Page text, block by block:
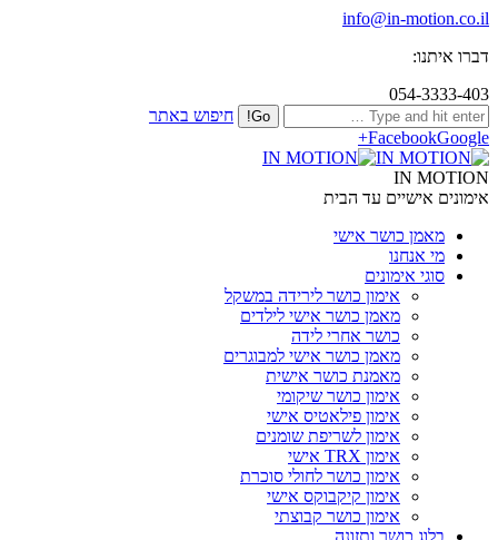
info@in-motion.co.il
דברו איתנו:
054-3333-403
חיפוש באתר
FacebookGoogle+
IN MOTION
אימונים אישיים עד הבית
מאמן כושר אישי
מי אנחנו
סוגי אימונים
אימון כושר לירידה במשקל
מאמן כושר אישי לילדים
כושר אחרי לידה
מאמן כושר אישי למבוגרים
מאמנת כושר אישית
אימון כושר שיקומי
אימון פילאטיס אישי
אימון לשריפת שומנים
אימון TRX אישי
אימון כושר לחולי סוכרת
אימון קיקבוקס אישי
אימון כושר קבוצתי
בלוג כושר ותזונה